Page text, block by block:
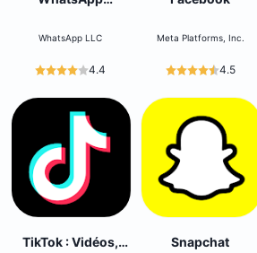
WhatsApp LLC
4.4
Meta Platforms, Inc.
4.5
TikTok : Vidéos,
Snapchat